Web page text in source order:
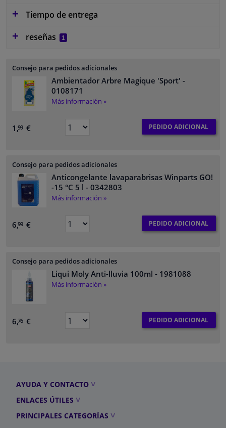
Tiempo de entrega
reseñas
1
Consejo para pedidos adicionales
Ambientador Arbre Magique 'Sport' -
0108171
Más información »
1,99 € PEDIDO ADICIONAL
Consejo para pedidos adicionales
Anticongelante lavaparabrisas Winparts GO!
-15 °C 5 l - 0342803
Más información »
6,99 € PEDIDO ADICIONAL
Consejo para pedidos adicionales
Liqui Moly Anti-lluvia 100ml - 1981088
Más información »
6,76 € PEDIDO ADICIONAL
AYUDA Y CONTACTO
ENLACES ÚTILES
PRINCIPALES CATEGORÍAS